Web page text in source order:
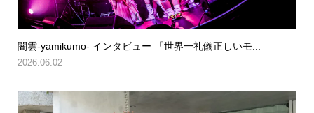
闇雲-yamikumo- インタビュー 「世界一礼儀正しいモ...
2026.06.02